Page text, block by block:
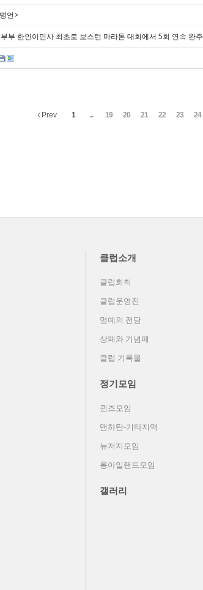
언>
부 한인이민사 최초로 보스턴 마라톤 대회에서 5회 연속 완주
Prev 1 ... 19 20 21 22 23 24
클럽소개
클럽회칙
클럽운영진
명예의 전당
상패와 기념패
클럽 기록물
정기모임
퀸즈모임
맨하탄-기타지역
뉴저지모임
롱아일랜드모임
갤러리